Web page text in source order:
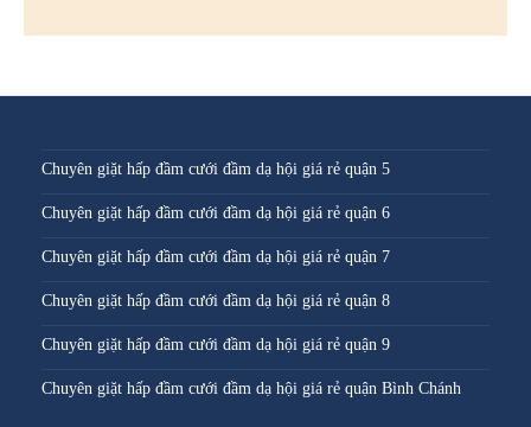
Chuyên giặt hấp đầm cưới đầm dạ hội giá rẻ quận 5
Chuyên giặt hấp đầm cưới đầm dạ hội giá rẻ quận 6
Chuyên giặt hấp đầm cưới đầm dạ hội giá rẻ quận 7
Chuyên giặt hấp đầm cưới đầm dạ hội giá rẻ quận 8
Chuyên giặt hấp đầm cưới đầm dạ hội giá rẻ quận 9
Chuyên giặt hấp đầm cưới đầm dạ hội giá rẻ quận Bình Chánh